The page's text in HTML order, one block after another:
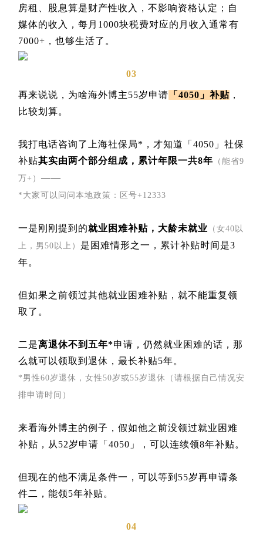
房租、股息算是财产性收入，不影响资格认定；自
媒体的收入，每月1000块税费对应的月收入通常有
7000+，也够生活了。
03
再来说说，为啥海外博主55岁申请 「4050」补贴 ，
比较划算。
我打电话咨询了上海社保局*，才知道「4050」社保
补贴其实由两个部分组成，累计年限一共8年 （能省9
万+） ——
*大家可以问问本地政策：区号+12333
一是刚刚提到的就业困难补贴，大龄未就业 （女40以
上，男50以上） 是困难情形之一，累计补贴时间是3
年。
但如果之前领过其他就业困难补贴，就不能重复领
取了。
二是离退休不到五年*申请，仍然就业困难的话，那
么就可以领取到退休，最长补贴5年。
*男性60岁退休，女性50岁或55岁退休（请根据自己情况安
排申请时间）
来看海外博主的例子，假如他之前没领过就业困难
补贴，从52岁申请「4050」，可以连续领8年补贴。
但现在的他不满足条件一，可以等到55岁再申请条
件二，能领5年补贴。
04